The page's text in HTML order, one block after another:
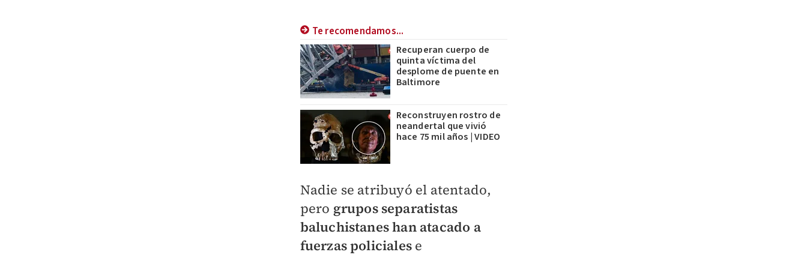
Te recomendamos...
Recuperan cuerpo de
quinta víctima del
desplome de puente en
Baltimore
Reconstruyen rostro de
neandertal que vivió
hace 75 mil años | VIDEO
Nadie se atribuyó el atentado,
pero grupos separatistas
baluchistanes han atacado a
fuerzas policiales e